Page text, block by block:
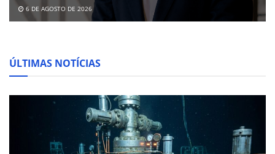
6 DE AGOSTO DE 2026
ÚLTIMAS NOTÍCIAS